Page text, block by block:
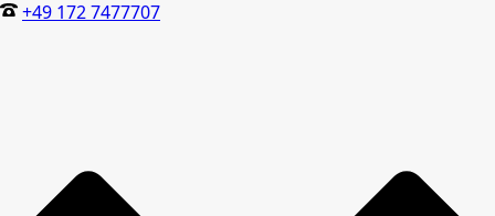
+49 172 7477707